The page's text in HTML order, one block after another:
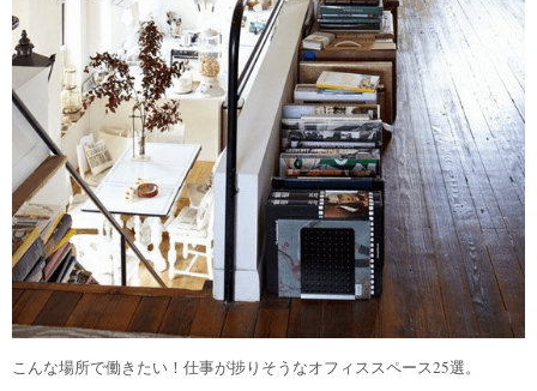
こんな場所で働きたい！仕事が捗りそうなオフィススペース25選。